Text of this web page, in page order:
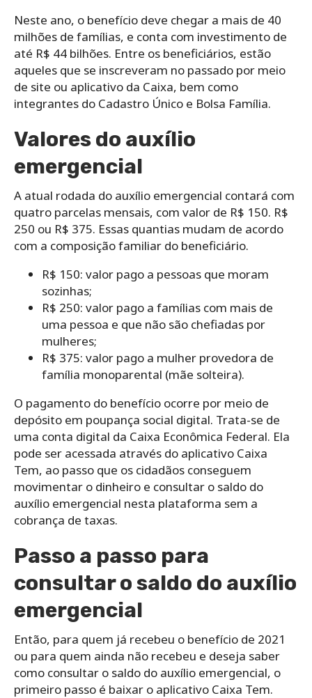
Neste ano, o benefício deve chegar a mais de 40
milhões de famílias, e conta com investimento de
até R$ 44 bilhões. Entre os beneficiários, estão
aqueles que se inscreveram no passado por meio
de site ou aplicativo da Caixa, bem como
integrantes do Cadastro Único e Bolsa Família.
Valores do auxílio
emergencial
A atual rodada do auxílio emergencial contará com
quatro parcelas mensais, com valor de R$ 150. R$
250 ou R$ 375. Essas quantias mudam de acordo
com a composição familiar do beneficiário.
R$ 150: valor pago a pessoas que moram
sozinhas;
R$ 250: valor pago a famílias com mais de
uma pessoa e que não são chefiadas por
mulheres;
R$ 375: valor pago a mulher provedora de
família monoparental (mãe solteira).
O pagamento do benefício ocorre por meio de
depósito em poupança social digital. Trata-se de
uma conta digital da Caixa Econômica Federal. Ela
pode ser acessada através do aplicativo Caixa
Tem, ao passo que os cidadãos conseguem
movimentar o dinheiro e consultar o saldo do
auxílio emergencial nesta plataforma sem a
cobrança de taxas.
Passo a passo para
consultar o saldo do auxílio
emergencial
Então, para quem já recebeu o benefício de 2021
ou para quem ainda não recebeu e deseja saber
como consultar o saldo do auxílio emergencial, o
primeiro passo é baixar o aplicativo Caixa Tem.